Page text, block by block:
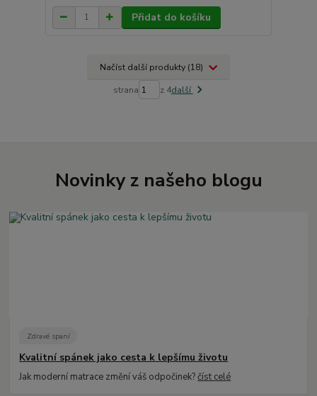
Přidat do košíku
Načíst další produkty (18)
strana z 4další
Novinky z našeho blogu
Zdravé spaní
Kvalitní spánek jako cesta k lepšímu životu
Jak moderní matrace změní váš odpočinek?číst celé